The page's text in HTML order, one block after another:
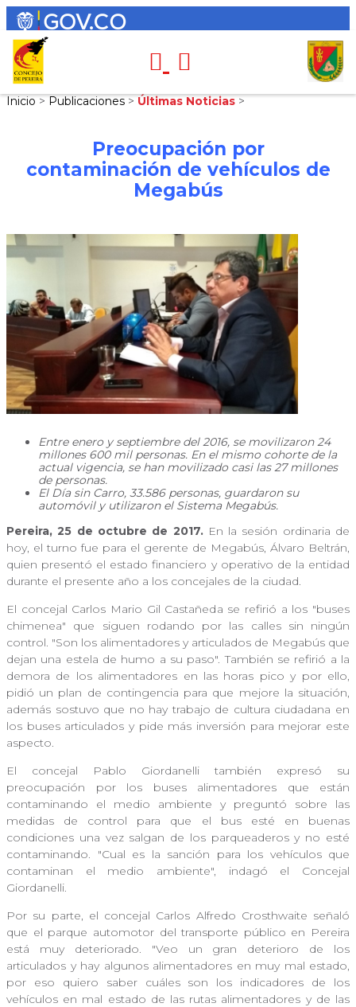
Inicio > Publicaciones > Últimas Noticias >
Preocupación por
contaminación de vehículos de
Megabús
Entre enero y septiembre del 2016, se movilizaron 24
millones 600 mil personas. En el mismo cohorte de la
actual vigencia, se han movilizado casi las 27 millones
de personas.
El Día sin Carro, 33.586 personas, guardaron su
automóvil y utilizaron el Sistema Megabús.
Pereira, 25 de octubre de 2017.En la sesión ordinaria de
hoy, el turno fue para el gerente de Megabús, Álvaro Beltrán,
quien presentó el estado financiero y operativo de la entidad
durante el presente año a los concejales de la ciudad.
El concejal Carlos Mario Gil Castañeda se refirió a los "buses
chimenea" que siguen rodando por las calles sin ningún
control. "Son los alimentadores y articulados de Megabús que
dejan una estela de humo a su paso". También se refirió a la
demora de los alimentadores en las horas pico y por ello,
pidió un plan de contingencia para que mejore la situación,
además sostuvo que no hay trabajo de cultura ciudadana en
los buses articulados y pide más inversión para mejorar este
aspecto.
El concejal Pablo Giordanelli también expresó su
preocupación por los buses alimentadores que están
contaminando el medio ambiente y preguntó sobre las
medidas de control para que el bus esté en buenas
condiciones una vez salgan de los parqueaderos y no esté
contaminando. "Cual es la sanción para los vehículos que
contaminan el medio ambiente", indagó el Concejal
Giordanelli.
Por su parte, el concejal Carlos Alfredo Crosthwaite señaló
que el parque automotor del transporte público en Pereira
está muy deteriorado. "Veo un gran deterioro de los
articulados y hay algunos alimentadores en muy mal estado,
por eso quiero saber cuáles son los indicadores de los
vehículos en mal estado de las rutas alimentadores y de las